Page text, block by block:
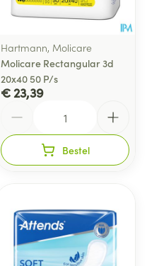
Hartmann, Molicare
Molicare Rectangular 3d
20x40 50 P/s
€ 23,39
Bestel